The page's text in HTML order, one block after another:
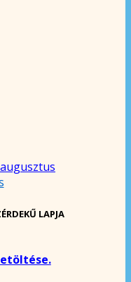
LAPJA